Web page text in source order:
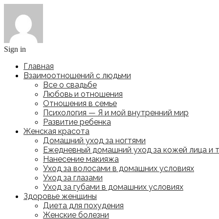
Sign in
Главная
Взаимоотношений с людьми
Все о свадьбе
Любовь и отношения
Отношения в семье
Психология — Я и мой внутренний мир
Развитие ребенка
Женская красота
Домашний уход за ногтями
Ежедневный домашний уход за кожей лица и
Нанесение макияжа
Уход за волосами в домашних условиях
Уход за глазами
Уход за губами в домашних условиях
Здоровье женщины
Диета для похудения
Женские болезни